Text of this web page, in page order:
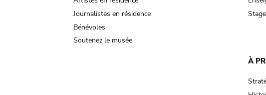
Journalistes en résidence
Bénévoles
Soutenez le musée
À